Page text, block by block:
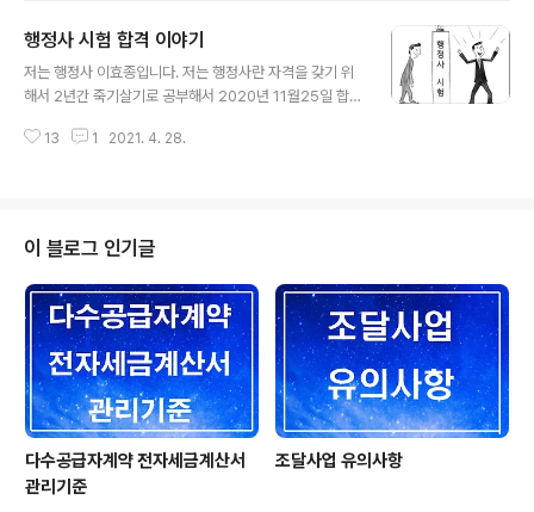
다.'는 뜻을 내포하고 있습니다. 좀더 확장하면 인권은 "인
간이 인간답게 살아가기 위해 누구나 자유롭고 평등하고
이는 침해할 수 없고 양도할 수 없는 권리이다." 인권은 '자
양도할 수 없는' 권리라는 두개으 철학적 정치적 개념을 주
행정사 시험 합격 이야기
저는 행정사 이효종입니다. 저는 행정사란 자격을 갖기 위
해서 2년간 죽기살기로 공부해서 2020년 11월25일 합격
필기출신입니다. 비유를 하자면 경찰청에서 경찰대학이고,
나 행정사는 생각보다 매우 시험으로 어려운 시험입니다.
시험은 1차 객관식(민법총칙, 행정법, 행정학) 60점 이상
과 2차 논술 시험 (민법계약, 행정절차법, 사무관리론, 행정
사실무법) 중 60점이상자만 합격할 수 있습니다. 통상 1차
시험응시자는 3,000명이 응시하고 2차까지 합격자는 30
0명정도입니다. 상위 10%만..
13 1 2021. 4. 28.
이 블로그 인기글
다수공급자계약 전자세금계산서
관리기준
조달사업 유의사항